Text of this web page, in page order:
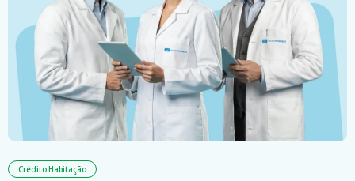
Crédito Habitação